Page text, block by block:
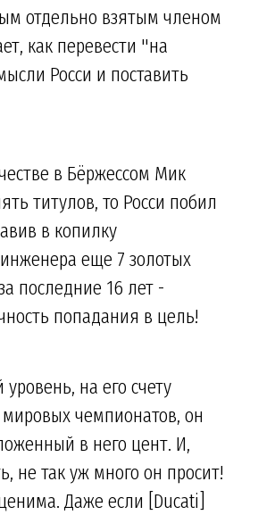
отдельно взятым членом
как перевести "на
Росси и поставить
в Бёржессом Мик
титулов, то Росси побил
в копилку
еще 7 золотых
последние 16 лет -
попадания в цель!
уровень, на его счету
чемпионатов, он
в него цент. И,
не так уж много он просит!
Даже если [Ducati]